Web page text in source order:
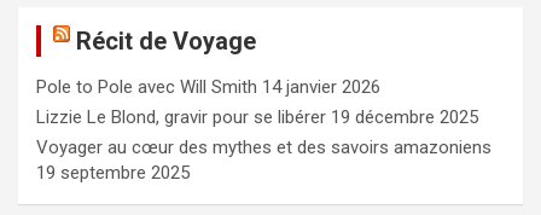
c
h
e
r
Récit de Voyage
Pole to Pole avec Will Smith 14 janvier 2026
Lizzie Le Blond, gravir pour se libérer 19 décembre 2025
Voyager au cœur des mythes et des savoirs amazoniens
19 septembre 2025